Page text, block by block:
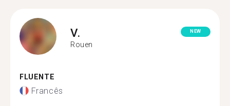
V.
Rouen
NEW
FLUENTE
Francês